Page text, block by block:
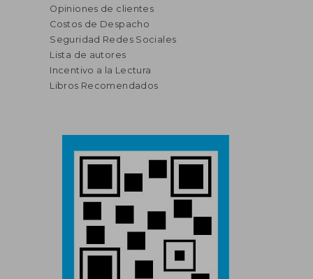
Opiniones de clientes
Costos de Despacho
Seguridad Redes Sociales
Lista de autores
Incentivo a la Lectura
Libros Recomendados